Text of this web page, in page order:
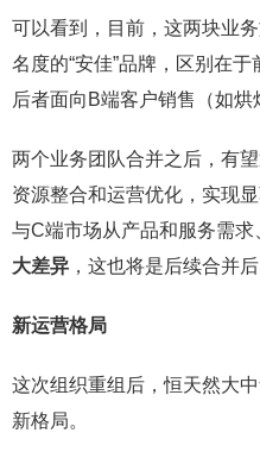
可以看到，目前，这两块业
名度的“安佳”品牌，区别在
后者面向B端客户销售（如烘
两个业务团队合并之后，有
资源整合和运营优化，实现
与C端市场从产品和服务需
大差异 ，这也将是后续合并
新运营格局
这次组织重组后，恒天然大
新格局。